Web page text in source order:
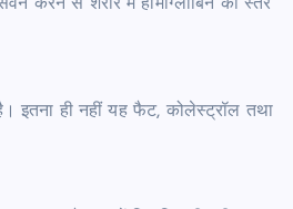
करने से शरीर में हीमोग्लोबिन का स्तर
इतना ही नहीं यह फैट, कोलेस्ट्रॉल तथा